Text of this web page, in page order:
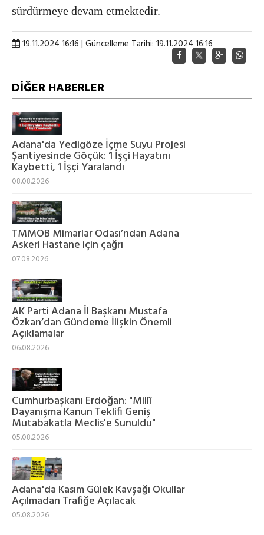
sürdürmeye devam etmektedir.
19.11.2024 16:16 | Güncelleme Tarihi: 19.11.2024 16:16
DİĞER HABERLER
Adana'da Yedigöze İçme Suyu Projesi
Şantiyesinde Göçük: 1 İşçi Hayatını
Kaybetti, 1 İşçi Yaralandı
08.08.2026
TMMOB Mimarlar Odası’ndan Adana
Askeri Hastane için çağrı
07.08.2026
AK Parti Adana İl Başkanı Mustafa
Özkan’dan Gündeme İlişkin Önemli
Açıklamalar
06.08.2026
Cumhurbaşkanı Erdoğan: "Millî
Dayanışma Kanun Teklifi Geniş
Mutabakatla Meclis'e Sunuldu"
05.08.2026
Adana'da Kasım Gülek Kavşağı Okullar
Açılmadan Trafiğe Açılacak
05.08.2026